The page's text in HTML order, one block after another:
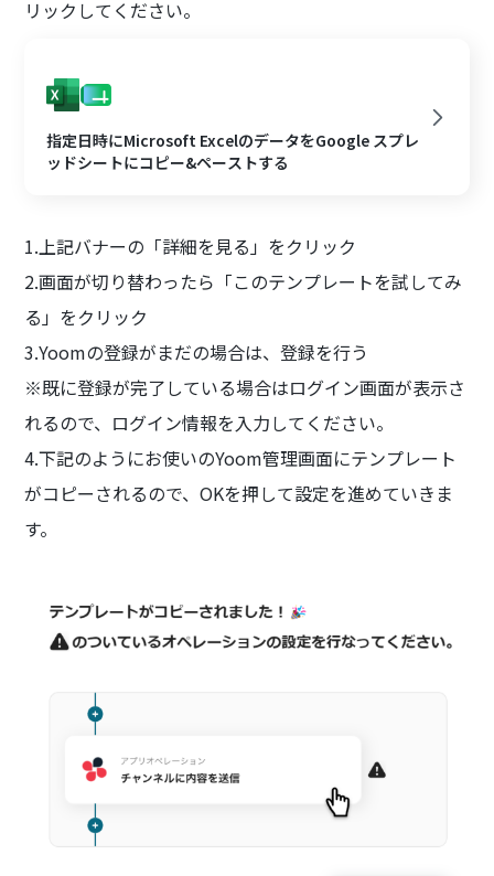
リックしてください。
指定日時にMicrosoft ExcelのデータをGoogle スプレ
ッドシートにコピー&ペーストする
1.上記バナーの「詳細を見る」をクリック
2.画面が切り替わったら「このテンプレートを試してみ
る」をクリック
3.Yoomの登録がまだの場合は、登録を行う
※既に登録が完了している場合はログイン画面が表示さ
れるので、ログイン情報を入力してください。
4.下記のようにお使いのYoom管理画面にテンプレート
がコピーされるので、OKを押して設定を進めていきま
す。